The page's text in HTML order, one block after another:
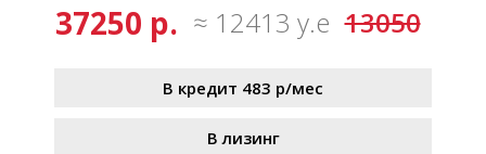
37250 р. ≈ 12413 у.е 13050
В кредит 483 р/мес
В лизинг